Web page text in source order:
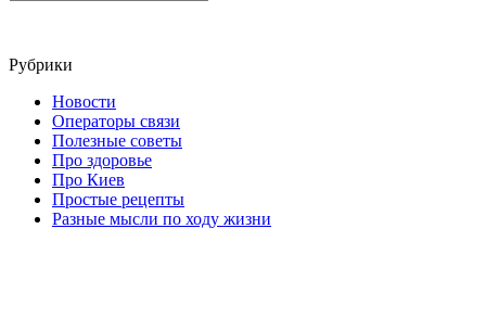
Рубрики
Новости
Операторы связи
Полезные советы
Про здоровье
Про Киев
Простые рецепты
Разные мысли по ходу жизни